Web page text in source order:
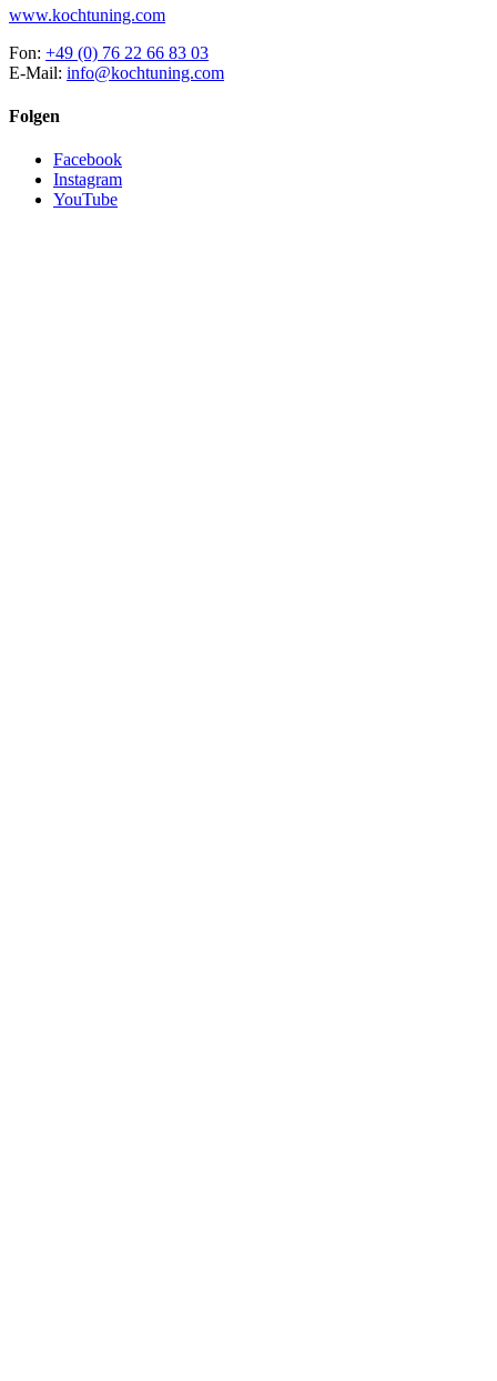
www.kochtuning.com
Fon: +49 (0) 76 22 66 83 03
E-Mail: info@kochtuning.com
Folgen
Facebook
Instagram
YouTube